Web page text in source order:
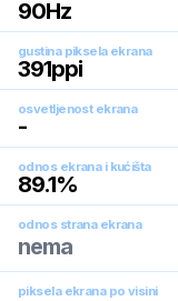
90Hz
gustina piksela ekrana
391ppi
osvetljenost ekrana
-
odnos ekrana i kućišta
89.1%
odnos strana ekrana
nema
piksela ekrana po visini